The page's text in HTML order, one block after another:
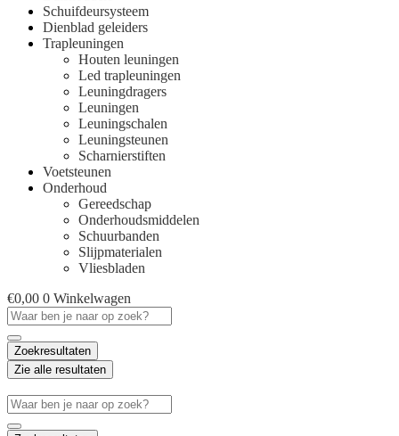
Schuifdeursysteem
Dienblad geleiders
Trapleuningen
Houten leuningen
Led trapleuningen
Leuningdragers
Leuningen
Leuningschalen
Leuningsteunen
Scharnierstiften
Voetsteunen
Onderhoud
Gereedschap
Onderhoudsmiddelen
Schuurbanden
Slijpmaterialen
Vliesbladen
€0,00 0 Winkelwagen
Search
...
Zoekresultaten
Zie alle resultaten
Search
...